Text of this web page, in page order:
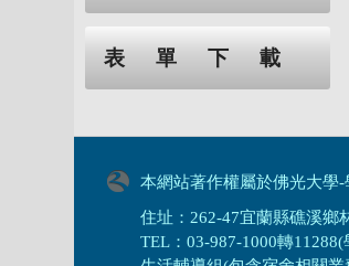
表單下載
本網站著作權屬於佛光大學
住址：262-47宜蘭縣礁溪鄉
TEL：03-987-1000轉